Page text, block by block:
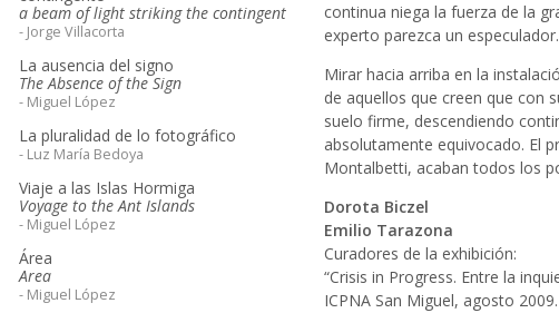
a beam of light striking the contingent
- Jorge Villacorta
La ausencia del signo
The Absence of the Sign
- Miguel López
La pluralidad de lo fotográfico
- Luz María Bedoya
Viaje a las Islas Hormiga
Voyage to the Ant Islands
- Miguel López
Área
Area
- Miguel López
continua niega la fuerza de la
experto parezca un especulador.
Mirar hacia arriba en la
de aquellos que creen que con
suelo firme, descendiendo
absolutamente equivocado. El
Montalbetti, acaban todos los
Dorota Biczel
Emilio Tarazona
Curadores de la exhibición:
“Crisis in Progress. Entre la
ICPNA San Miguel, agosto 2009.